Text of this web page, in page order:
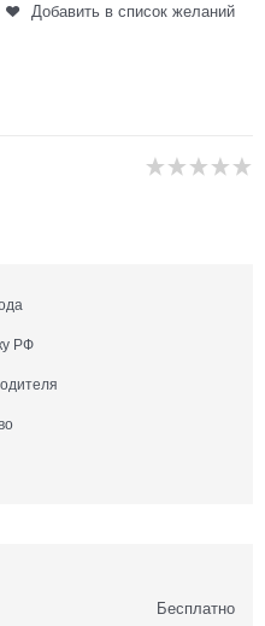
Добавить в список желаний
РФ
Бесплатно